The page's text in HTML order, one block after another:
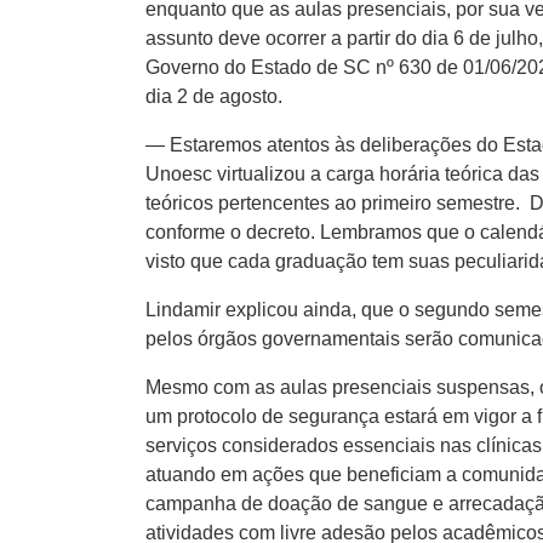
enquanto que as aulas presenciais, por sua
assunto deve ocorrer a partir do dia 6 de
Governo do Estado de SC nº 630 de 01/06/
dia 2 de agosto.
— Estaremos atentos às deliberações do
Unoesc virtualizou a carga horária teórica
teóricos pertencentes ao primeiro semestre.
conforme o decreto. Lembramos que o
visto que cada graduação tem suas
Lindamir explicou ainda, que o segundo
pelos órgãos governamentais serão
Mesmo com as aulas presenciais
um protocolo de segurança estará em vigor
serviços considerados essenciais nas
atuando em ações que beneficiam a
campanha de doação de sangue e
atividades com livre adesão pelos